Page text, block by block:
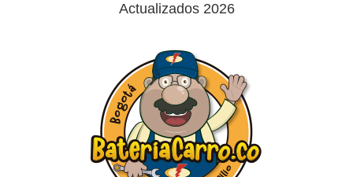
Actualizados 2026